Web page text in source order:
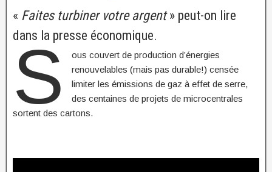
« Faites turbiner votre argent» peut-on lire
dans la presse économique.
S
ous couvert de production d’énergies
renouvelables (mais pas durable!) censée
limiter les émissions de gaz à effet de serre,
des centaines de projets de microcentrales
sortent des cartons.